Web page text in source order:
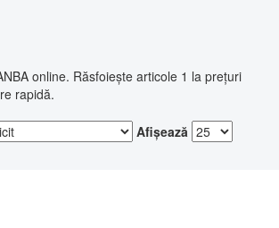
online. Răsfoiește articole 1 la prețuri
rapidă.
Afișează